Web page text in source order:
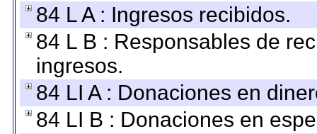
84 L A : Ingresos recibidos.
84 L B : Responsables de
ingresos.
84 LI A : Donaciones en
84 LI B : Donaciones en